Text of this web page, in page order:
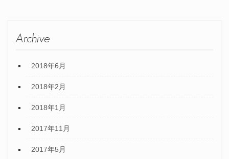
Archive
2018年6月
2018年2月
2018年1月
2017年11月
2017年5月